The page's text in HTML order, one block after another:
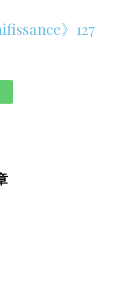
》127